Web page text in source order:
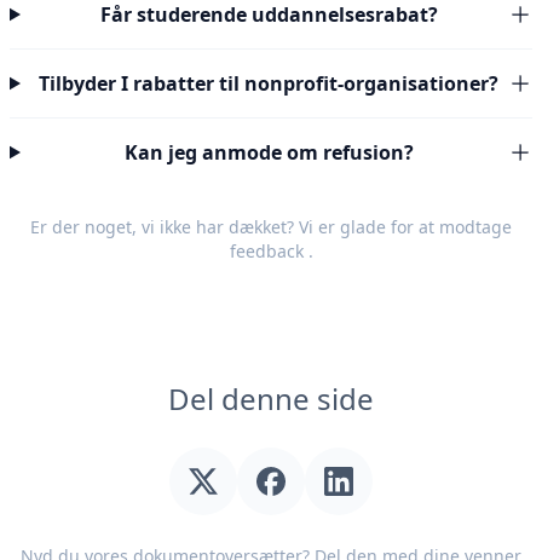
Får studerende uddannelsesrabat?
Tilbyder I rabatter til nonprofit-organisationer?
Kan jeg anmode om refusion?
Er der noget, vi ikke har dækket? Vi er glade for at modtage
feedback.
Del denne side